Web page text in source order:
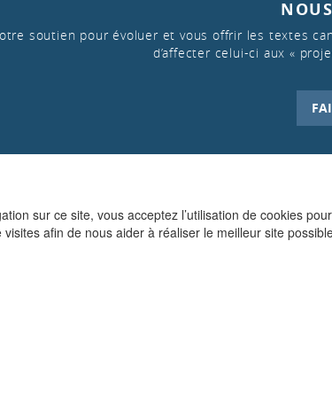
sur ce site, vous acceptez l’utilisation de cookies
afin de nous aider à réaliser le meilleur site
soutien pour évoluer et vous offrir les textes
d’affecter celui-ci aux «